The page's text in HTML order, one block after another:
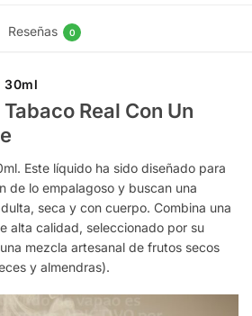
Reseñas 0
30ml
Real Con Un
Este líquido ha sido diseñado para
de lo empalagoso y buscan una
seca y con cuerpo. Combina una
alta calidad, seleccionado por su
mezcla artesanal de frutos secos
y almendras).